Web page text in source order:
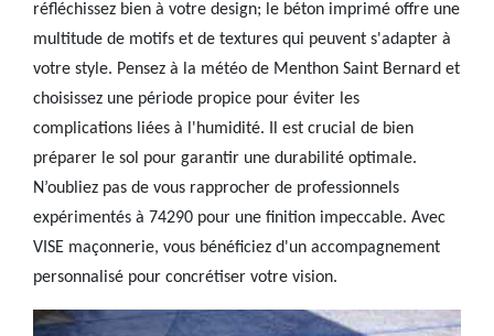
réfléchissez bien à votre design; le béton imprimé offre une
multitude de motifs et de textures qui peuvent s'adapter à
votre style. Pensez à la météo de Menthon Saint Bernard et
choisissez une période propice pour éviter les
complications liées à l'humidité. Il est crucial de bien
préparer le sol pour garantir une durabilité optimale.
N’oubliez pas de vous rapprocher de professionnels
expérimentés à 74290 pour une finition impeccable. Avec
VISE maçonnerie, vous bénéficiez d'un accompagnement
personnalisé pour concrétiser votre vision.